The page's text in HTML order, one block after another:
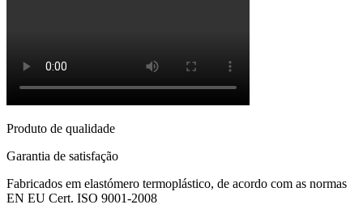
Produto de qualidade
Garantia de satisfação
Fabricados em elastómero termoplástico, de acordo com as normas
EN EU Cert. ISO 9001-2008